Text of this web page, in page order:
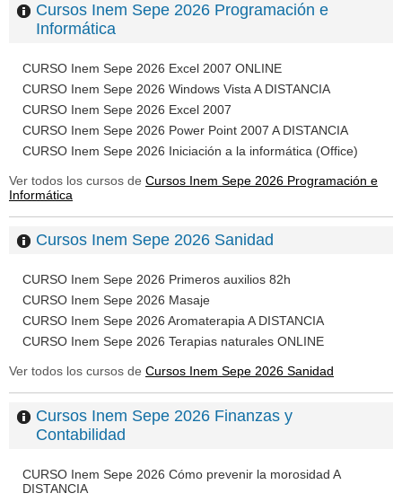
Cursos Inem Sepe 2026 Programación e
Informática
CURSO Inem Sepe 2026 Excel 2007 ONLINE
CURSO Inem Sepe 2026 Windows Vista A DISTANCIA
CURSO Inem Sepe 2026 Excel 2007
CURSO Inem Sepe 2026 Power Point 2007 A DISTANCIA
CURSO Inem Sepe 2026 Iniciación a la informática (Office)
Ver todos los cursos de Cursos Inem Sepe 2026 Programación e
Informática
Cursos Inem Sepe 2026 Sanidad
CURSO Inem Sepe 2026 Primeros auxilios 82h
CURSO Inem Sepe 2026 Masaje
CURSO Inem Sepe 2026 Aromaterapia A DISTANCIA
CURSO Inem Sepe 2026 Terapias naturales ONLINE
Ver todos los cursos de Cursos Inem Sepe 2026 Sanidad
Cursos Inem Sepe 2026 Finanzas y
Contabilidad
CURSO Inem Sepe 2026 Cómo prevenir la morosidad A
DISTANCIA